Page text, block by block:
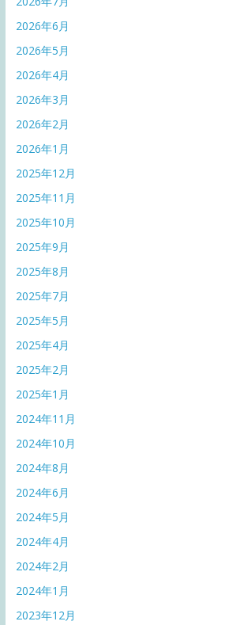
2026年6月
2026年5月
2026年4月
2026年3月
2026年2月
2026年1月
2025年12月
2025年11月
2025年10月
2025年9月
2025年8月
2025年7月
2025年5月
2025年4月
2025年2月
2025年1月
2024年11月
2024年10月
2024年8月
2024年6月
2024年5月
2024年4月
2024年2月
2024年1月
2023年12月